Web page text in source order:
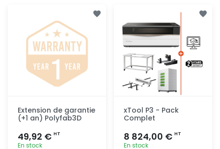
Extension de garantie
(+1 an) Polyfab3D
49,92 € HT
En stock
xTool P3 - Pack
Complet
8 824,00 € HT
En stock